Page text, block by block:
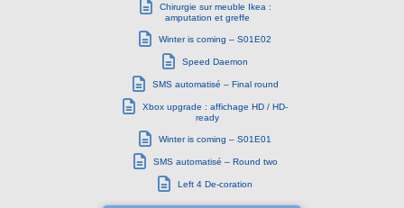
Chirurgie sur meuble Ikea :
amputation et greffe
Winter is coming – S01E02
Speed Daemon
SMS automatisé – Final round
Xbox upgrade : affichage HD / HD-
ready
Winter is coming – S01E01
SMS automatisé – Round two
Left 4 De-coration